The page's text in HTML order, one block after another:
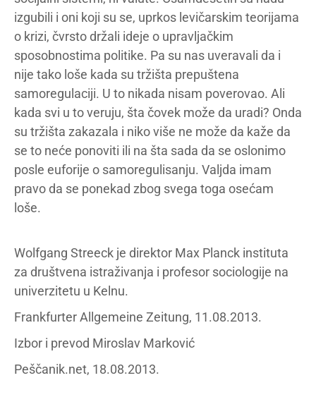
izgubili i oni koji su se, uprkos levičarskim teorijama
o krizi, čvrsto držali ideje o upravljačkim
sposobnostima politike. Pa su nas uveravali da i
nije tako loše kada su tržišta prepuštena
samoregulaciji. U to nikada nisam poverovao. Ali
kada svi u to veruju, šta čovek može da uradi? Onda
su tržišta zakazala i niko više ne može da kaže da
se to neće ponoviti ili na šta sada da se oslonimo
posle euforije o samoregulisanju. Valjda imam
pravo da se ponekad zbog svega toga osećam
loše.
Wolfgang Streeck je direktor Max Planck instituta
za društvena istraživanja i profesor sociologije na
univerzitetu u Kelnu.
Frankfurter Allgemeine Zeitung, 11.08.2013.
Izbor i prevod Miroslav Marković
Peščanik.net, 18.08.2013.